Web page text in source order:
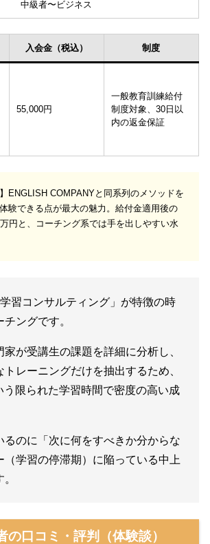
中級者〜ビジネス
入会金（税込） 制度
55,000円
一般教育訓練給付
制度対象、30日以
内の返金保証
ENGLISH COMPANYと同系列のメソッドを
験できる点が最大の魅力。給付金適用後の
円と、コーチング系では手を出しやすい水
習コンサルティング」が特徴の時
ングです。
が受講生の課題を詳細に分析し、
レーニングだけを抽出するため、
う限られた学習時間で密度の高い成
るのに「次に何をすべきか分からな
（学習の停滞期）に陥っている中上
の口コミ・評判（体験談）